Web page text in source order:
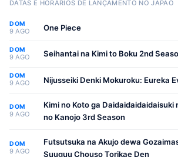
DATAS E HORÁRIOS DE LANÇAMENTO NO JAPÃO
DOM
9 AGO One Piece
DOM
9 AGO Seihantai na Kimi to Boku 2nd
DOM
9 AGO Nijusseiki Denki Mokuroku: Eureka
DOM
9 AGO
Kimi no Koto ga Daidaidaidaidaisuki
no Kanojo 3rd Season
DOM
9 AGO
Futsutsuka na Akujo dewa
Suuguu Chouso Torikae Den